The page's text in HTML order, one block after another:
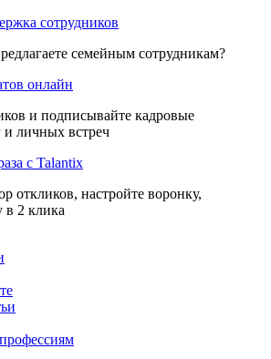
сотрудников
семейным сотрудникам?
онлайн
и подписывайте кадровые
и личных встреч
с Talantix
откликов, настройте воронку,
в 2 клика